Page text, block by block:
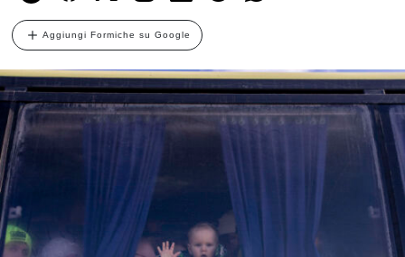
Aggiungi Formiche su Google